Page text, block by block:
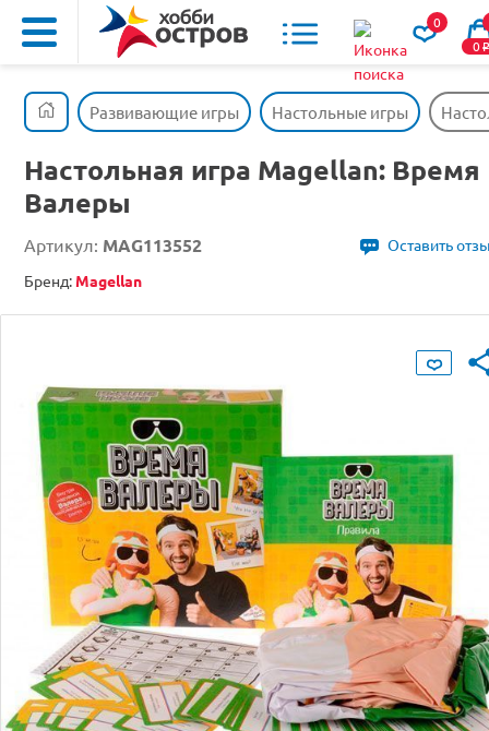
0
0o
Развивающие игры Настольные игры
Настольная игра Magellan: Время
Валеры
Артикул: MAG113552
Оставить
Бренд: Magellan